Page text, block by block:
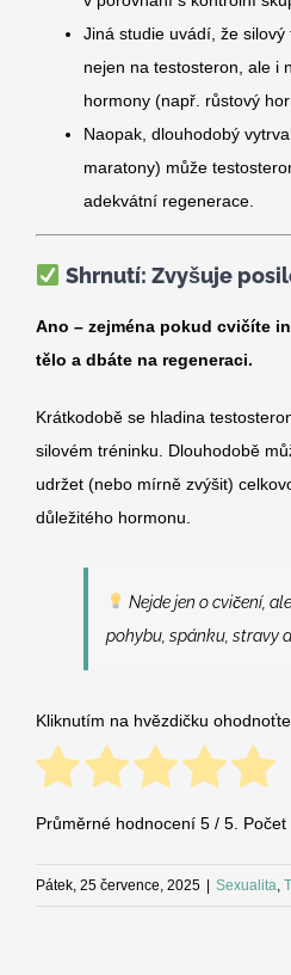
Jiná studie uvádí, že
nejen na testosteron, ale i
hormony (např. růstový
Naopak, dlouhodobý
maratony) může
adekvátní regenerace.
Shrnutí: Zvyšuje
Ano – zejména pokud cvičíte
tělo a dbáte na regeneraci.
Krátkodobě se hladina
silovém tréninku. Dlouhodobě
udržet (nebo mírně zvýšit)
důležitého hormonu.
Nejde jen o cvičení,
pohybu, spánku, stravy
Kliknutím na hvězdičku
Průměrné hodnocení 5 / 5. Počet
Pátek, 25 července, 2025 Sexualita,